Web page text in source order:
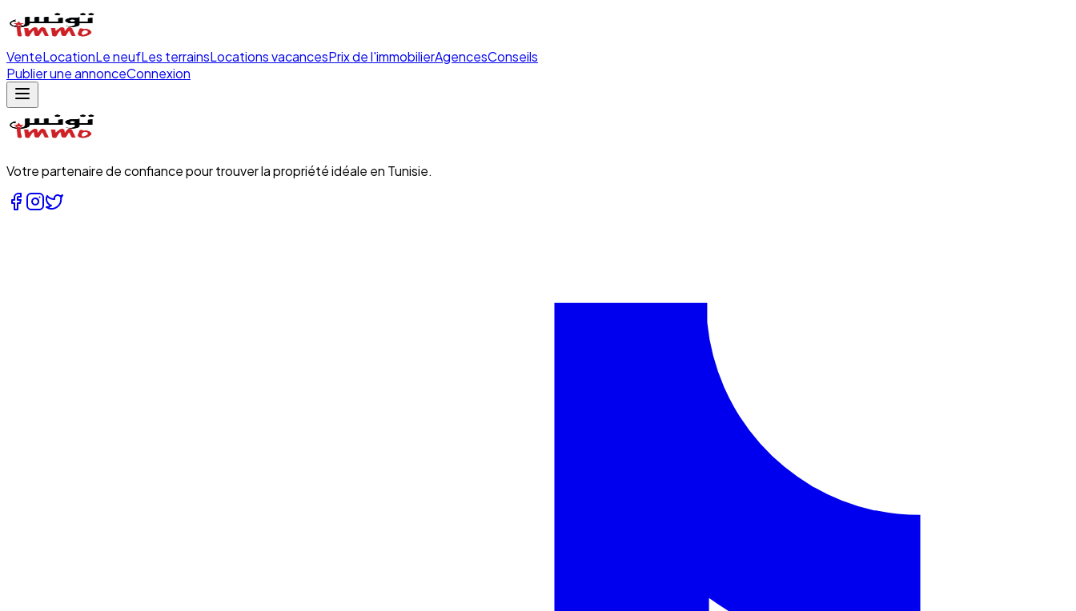
VenteLocationLe neufLes terrainsLocations vacancesPrix de l'immobilierAgencesConseils
Publier une annonceConnexion
Votre partenaire de confiance pour trouver la propriété idéale en Tunisie.